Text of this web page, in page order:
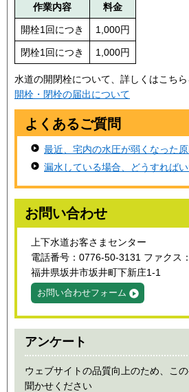
作業内容 料金
開栓1回につき 1,000円
閉栓1回につき 1,000円
水道の開閉栓について、詳しくはこちら
開栓・閉栓の届出について
よくあるご質問
最近、宅内の水圧が弱くなった
漏水している場合、どうすればい
お問い合わせ
上下水道お客さまセンター
電話番号：0776-50-3131 ファクス
福井県坂井市坂井町下新庄1-1
お問い合わせフォーム
アンケート
ウェブサイトの品質向上のため、こ
聞かせください